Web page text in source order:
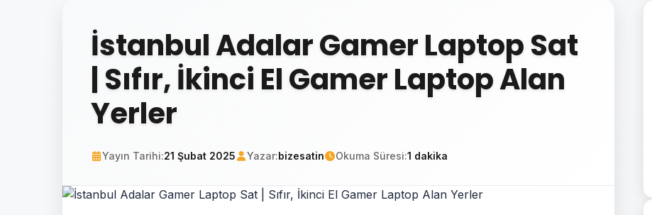
İstanbul Adalar Gamer Laptop Sat
| Sıfır, İkinci El Gamer Laptop Alan
Yerler
Yayın Tarihi:21 Şubat 2025 Yazar:bizesatin Okuma Süresi:1 dakika